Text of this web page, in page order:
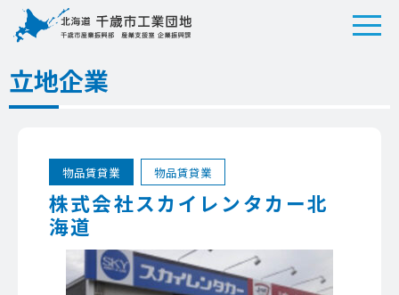
立地企業
物品賃貸業 物品賃貸業
株式会社スカイレンタカー北
海道